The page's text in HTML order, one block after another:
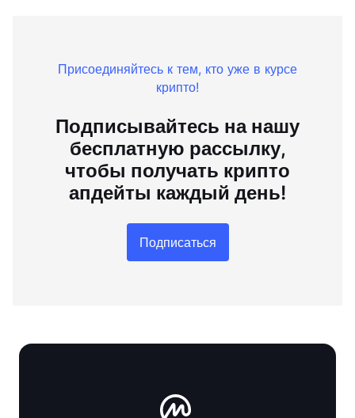
Присоединяйтесь к тем, кто уже в курсе
крипто!
Подписывайтесь на нашу
бесплатную рассылку,
чтобы получать крипто
апдейты каждый день!
Подписаться